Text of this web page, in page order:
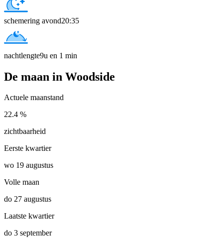
schemering avond20:35
nachtlengte9u en 1 min
De maan in Woodside
Actuele maanstand
22.4 %
zichtbaarheid
Eerste kwartier
wo 19 augustus
Volle maan
do 27 augustus
Laatste kwartier
do 3 september